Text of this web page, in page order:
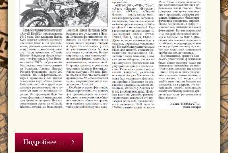
Подробнее ...